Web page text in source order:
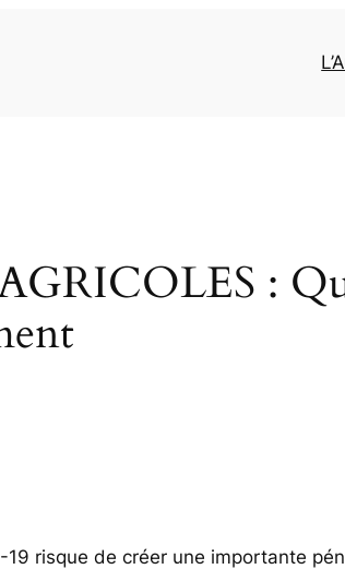
:
19 risque de créer une importante